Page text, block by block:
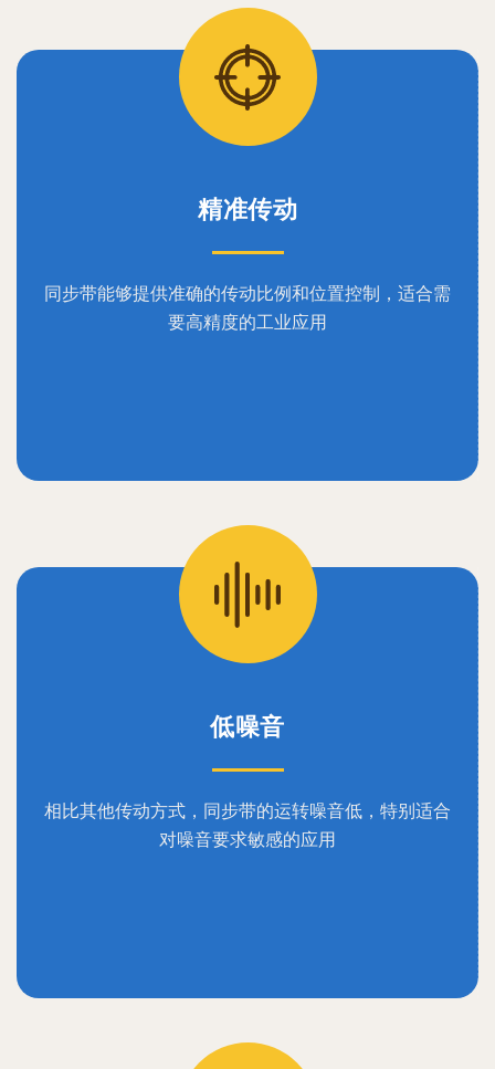
精准传动
同步带能够提供准确的传动比例和位置控制，适合需
要高精度的工业应用
低噪音
相比其他传动方式，同步带的运转噪音低，特别适合
对噪音要求敏感的应用